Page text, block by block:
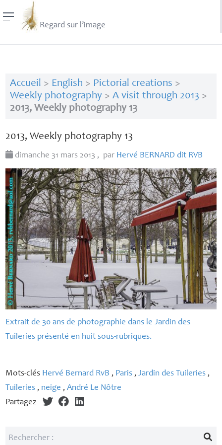
Regard sur l’image
Accueil > English > Pictorial creations >
Weekly photography> A visit through 2013 >
2013, Weekly photography 13
2013, Weekly photography 13
dimanche 31 mars 2013 , par Hervé BERNARD dit RVB
Extrait de 30 ans de photographie dans le Jardin des
Tuileries présenté en huit sous-rubriques.
Mots-clés Hervé Bernard RvB , Paris ,Jardin des Tuileries ,
Tuileries , neige ,André Le Nôtre
Partagez